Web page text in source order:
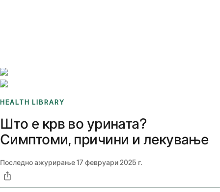
HEALTH LIBRARY
Што е крв во урината?
Симптоми, причини и лекување
Последно ажурирање17 февруари 2025 г.